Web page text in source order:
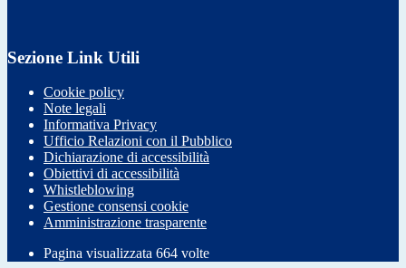
Sezione Link Utili
Cookie policy
Note legali
Informativa Privacy
Ufficio Relazioni con il Pubblico
Dichiarazione di accessibilità
Obiettivi di accessibilità
Whistleblowing
Gestione consensi cookie
Amministrazione trasparente
Pagina visualizzata 664 volte